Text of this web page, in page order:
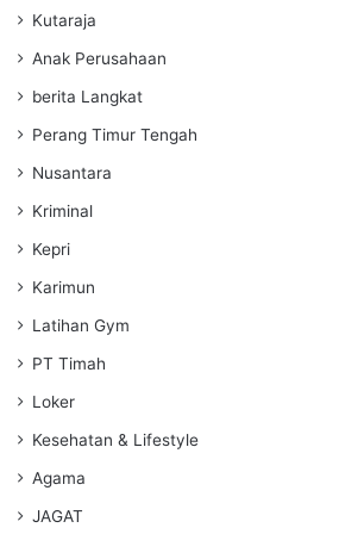
Kutaraja
Anak Perusahaan
berita Langkat
Perang Timur Tengah
Nusantara
Kriminal
Kepri
Karimun
Latihan Gym
PT Timah
Loker
Kesehatan & Lifestyle
Agama
JAGAT